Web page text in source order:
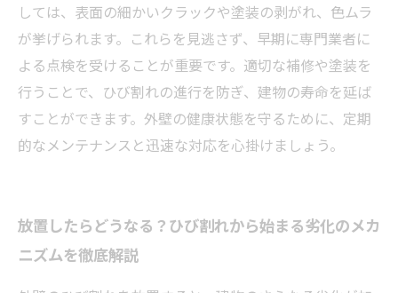
しては、表面の細かいクラックや塗装の剥がれ、色ムラ
が挙げられます。これらを見逃さず、早期に専門業者に
よる点検を受けることが重要です。適切な補修や塗装を
行うことで、ひび割れの進行を防ぎ、建物の寿命を延ば
すことができます。外壁の健康状態を守るために、定期
的なメンテナンスと迅速な対応を心掛けましょう。
放置したらどうなる？ひび割れから始まる劣化のメカ
ニズムを徹底解説